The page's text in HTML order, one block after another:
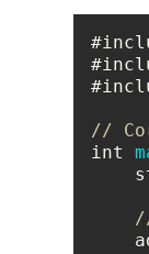
//
int